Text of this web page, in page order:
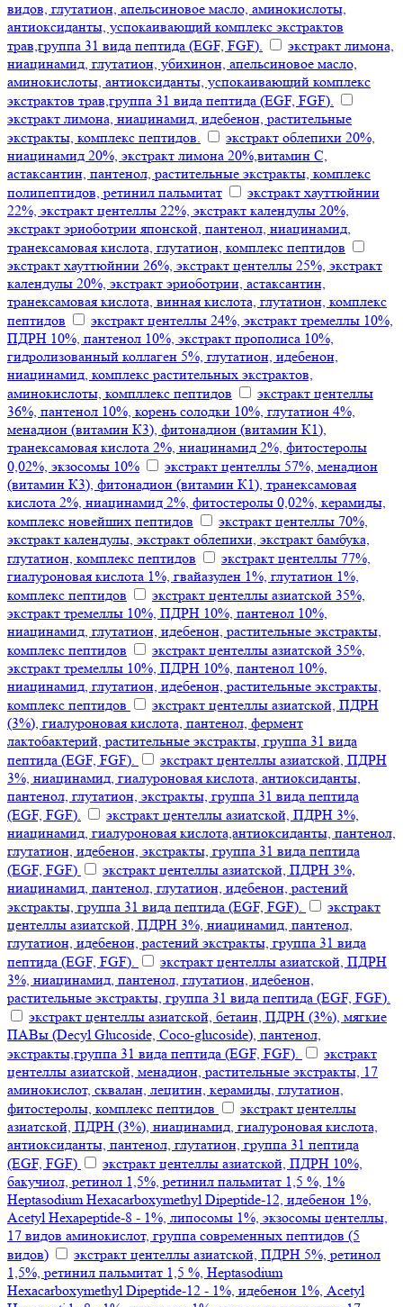
видов, глутатион, апельсиновое масло, аминокислоты,
антиоксиданты, успокаивающий комплекс экстрактов
трав,группа 31 вида пептида (EGF, FGF).
экстракт лимона,
ниацинамид, глутатион, убихинон, апельсиновое масло,
аминокислоты, антиоксиданты, успокаивающий комплекс
экстрактов трав,группа 31 вида пептида (EGF, FGF).
экстракт лимона, ниацинамид, идебенон, растительные
экстракты, комплекс пептидов.
экстракт облепихи 20%,
ниацинамид 20%, экстракт лимона 20%,витамин С,
астаксантин, пантенол, растительные экстракты, комплекс
полипептидов, ретинил пальмитат
экстракт хауттюйнии
22%, экстракт центеллы 22%, экстракт календулы 20%,
экстракт эриоботрии японской, пантенол, ниацинамид,
транексамовая кислота, глутатион, комплекс пептидов
экстракт хауттюйнии 26%, экстракт центеллы 25%, экстракт
календулы 20%, экстракт эриоботрии, астаксантин,
транексамовая кислота, винная кислота, глутатион, комплекс
пептидов
экстракт центеллы 24%, экстракт тремеллы 10%,
ПДРН 10%, пантенол 10%, экстракт прополиса 10%,
гидролизованный коллаген 5%, глутатион, идебенон,
ниацинамид, комплекс растительных экстрактов,
аминокислоты, компллекс пептидов
экстракт центеллы
36%, пантенол 10%, корень солодки 10%, глутатион 4%,
менадион (витамин К3), фитонадион (витамин К1),
транексамовая кислота 2%, ниацинамид 2%, фитостеролы
0,02%, экзосомы 10%
экстракт центеллы 57%, менадион
(витамин К3), фитонадион (витамин К1), транексамовая
кислота 2%, ниацинамид 2%, фитостеролы 0,02%, керамиды,
комплекс новейших пептидов
экстракт центеллы 70%,
экстракт календулы, экстракт облепихи, экстракт бамбука,
глутатион, комплекс пептидов
экстракт центеллы 77%,
гиалуроновая кислота 1%, гвайазулен 1%, глутатион 1%,
комплекс пептидов
экстракт центеллы азиатской 35%,
экстракт тремеллы 10%, ПДРН 10%, пантенол 10%,
ниацинамид, глутатион, идебенон, растительные экстракты,
комплекс пептидов
экстракт центеллы азиатской 35%,
экстракт тремеллы 10%, ПДРН 10%, пантенол 10%,
ниацинамид, глутатион, идебенон, растительные экстракты,
комплекс пептидов
экстракт центеллы азиатской, ПДРН
(3%), гиалуроновая кислота, пантенол, фермент
лактобактерий, растительные экстракты, группа 31 вида
пептида (EGF, FGF).
экстракт центеллы азиатской, ПДРН
3%, ниацинамид, гиалуроновая кислота, антиоксиданты,
пантенол, глутатион, экстракты, группа 31 вида пептида
(EGF, FGF).
экстракт центеллы азиатской, ПДРН 3%,
ниацинамид, гиалуроновая кислота,антиоксиданты, пантенол,
глутатион, идебенон, экстракты, группа 31 вида пептида
(EGF, FGF)
экстракт центеллы азиатской, ПДРН 3%,
ниацинамид, пантенол, глутатион, идебенон, растений
экстракты, группа 31 вида пептида (EGF, FGF).
экстракт
центеллы азиатской, ПДРН 3%, ниацинамид, пантенол,
глутатион, идебенон, растений экстракты, группа 31 вида
пептида (EGF, FGF).
экстракт центеллы азиатской, ПДРН
3%, ниацинамид, пантенол, глутатион, идебенон,
растительные экстракты, группа 31 вида пептида (EGF, FGF).
экстракт центеллы азиатской, бетаин, ПДРН (3%), мягкие
ПАВы (Decyl Glucoside, Coco-glucoside), пантенол,
экстракты,группа 31 вида пептида (EGF, FGF).
экстракт
центеллы азиатской, менадион, растительные экстракты, 17
аминокислот, сквалан, лецитин, керамиды, глутатион,
фитостеролы, комплекс пептидов
экстракт центеллы
азиатской, ПДРН (3%), ниацинамид, гиалуроновая кислота,
антиоксиданты, пантенол, глутатион, группа 31 пептида
(EGF, FGF)
экстракт центеллы азиатской, ПДРН 10%,
бакучиол, ретинол 1,5%, ретинил пальмитат 1,5 %, 1%
Heptasodium Hexacarboxymethyl Dipeptide-12, идебенон 1%,
Acetyl Hexapeptide-8 - 1%, липосомы 1%, экзосомы центеллы,
17 видов аминокислот, группа современных пептидов (5
видов)
экстракт центеллы азиатской, ПДРН 5%, ретинол
1,5%, ретинил пальмитат 1,5 %, Heptasodium
Hexacarboxymethyl Dipeptide-12 - 1%, идебенон 1%, Acetyl